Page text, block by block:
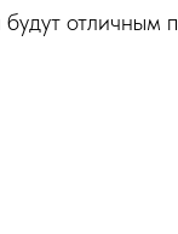
отличным